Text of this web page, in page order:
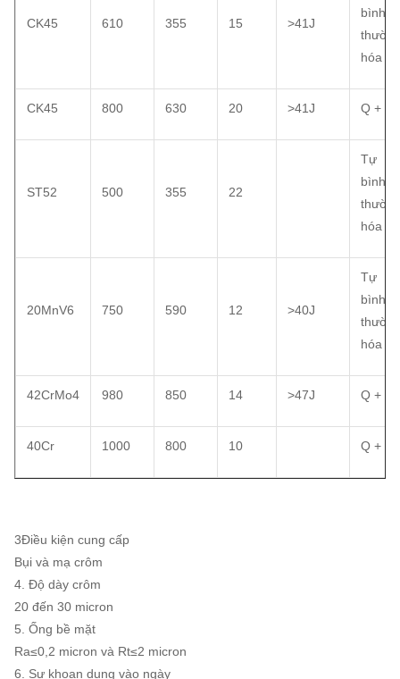
CK45 610 355 15 >41J
bình
hóa
CK45 800 630 20 >41J Q + T
ST52 500 355 22
Tự
bình
hóa
20MnV6 750 590 12 >40J
Tự
bình
hóa
42CrMo4 980 850 14 >47J Q + T
40Cr 1000 800 10 Q + T
3Điều kiện cung cấp
Bụi và mạ crôm
4. Độ dày crôm
20 đến 30 micron
5. Ống bề mặt
Ra≤0,2 micron và Rt≤2 micron
6. Sự khoan dung vào ngày